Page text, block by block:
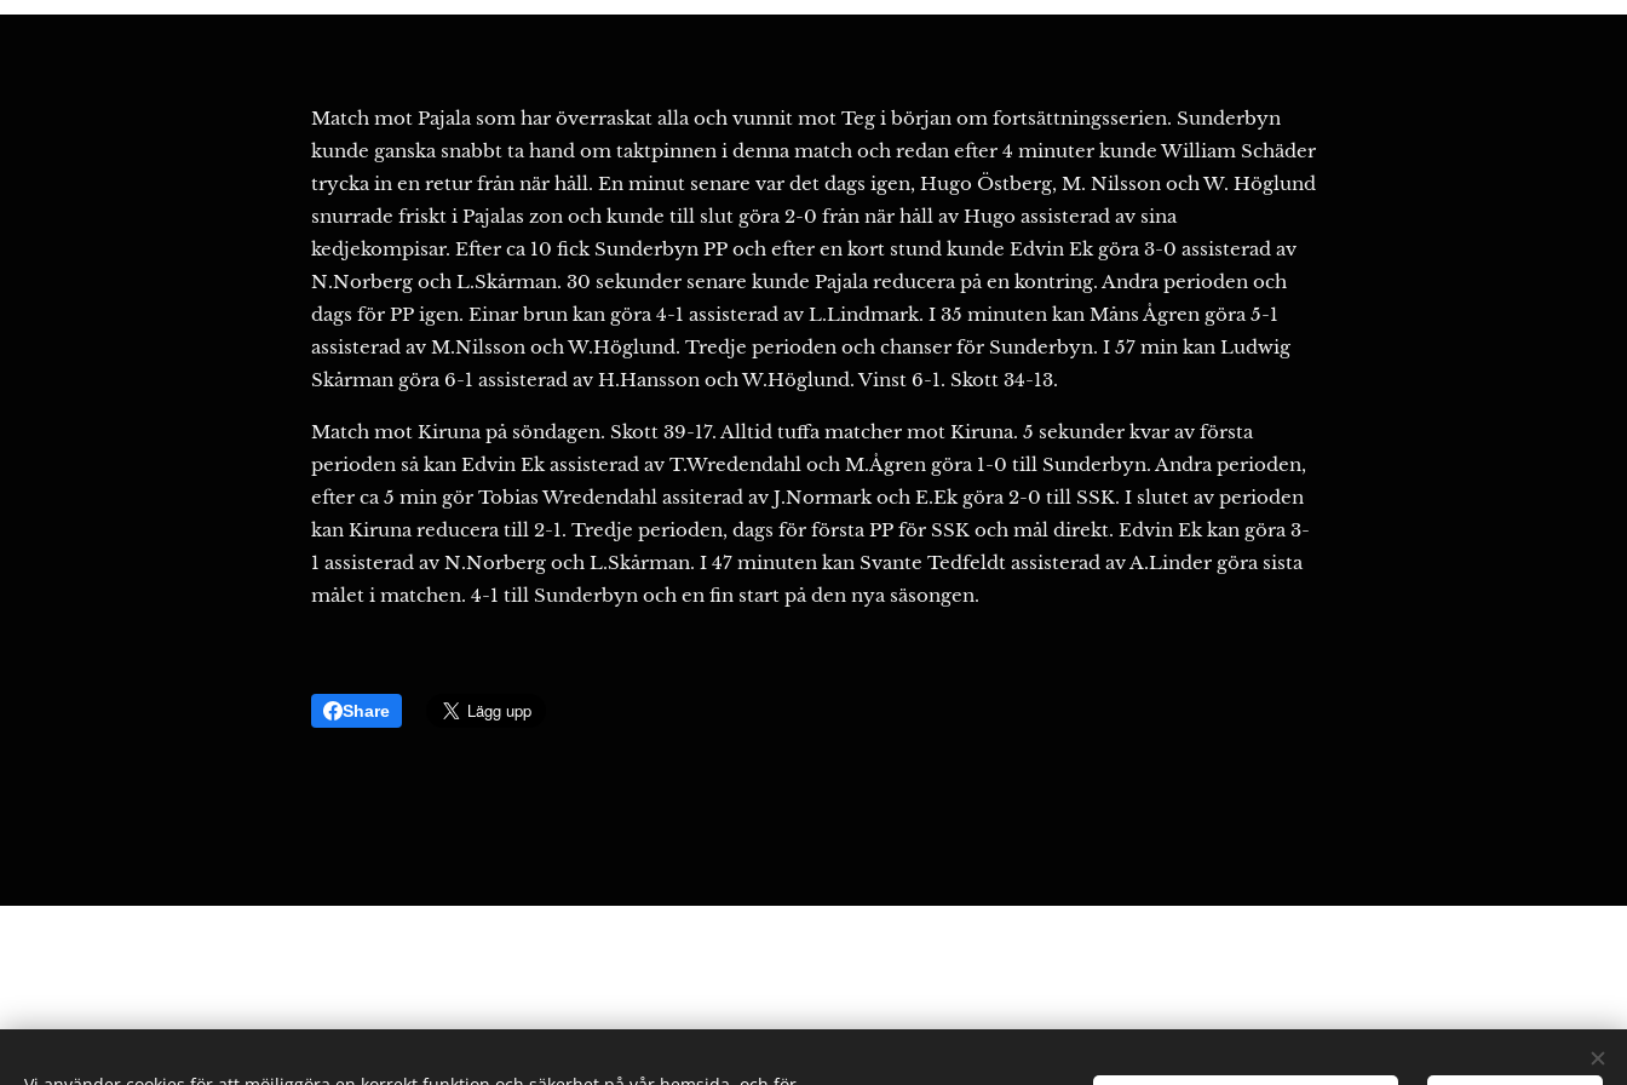
Match mot Pajala som har överraskat alla och vunnit mot Teg i början om fortsättningsserien. Sunderbyn
kunde ganska snabbt ta hand om taktpinnen i denna match och redan efter 4 minuter kunde William Schäder
trycka in en retur från när håll. En minut senare var det dags igen, Hugo Östberg, M. Nilsson och W. Höglund
snurrade friskt i Pajalas zon och kunde till slut göra 2-0 från när håll av Hugo assisterad av sina
kedjekompisar. Efter ca 10 fick Sunderbyn PP och efter en kort stund kunde Edvin Ek göra 3-0 assisterad av
N.Norberg och L.Skårman. 30 sekunder senare kunde Pajala reducera på en kontring. Andra perioden och
dags för PP igen. Einar brun kan göra 4-1 assisterad av L.Lindmark. I 35 minuten kan Måns Ågren göra 5-1
assisterad av M.Nilsson och W.Höglund. Tredje perioden och chanser för Sunderbyn. I 57 min kan Ludwig
Skårman göra 6-1 assisterad av H.Hansson och W.Höglund. Vinst 6-1. Skott 34-13.
Match mot Kiruna på söndagen. Skott 39-17. Alltid tuffa matcher mot Kiruna. 5 sekunder kvar av första
perioden så kan Edvin Ek assisterad av T.Wredendahl och M.Ågren göra 1-0 till Sunderbyn. Andra perioden,
efter ca 5 min gör Tobias Wredendahl assiterad av J.Normark och E.Ek göra 2-0 till SSK. I slutet av perioden
kan Kiruna reducera till 2-1. Tredje perioden, dags för första PP för SSK och mål direkt. Edvin Ek kan göra 3-
1 assisterad av N.Norberg och L.Skårman. I 47 minuten kan Svante Tedfeldt assisterad av A.Linder göra sista
målet i matchen. 4-1 till Sunderbyn och en fin start på den nya säsongen.
Share